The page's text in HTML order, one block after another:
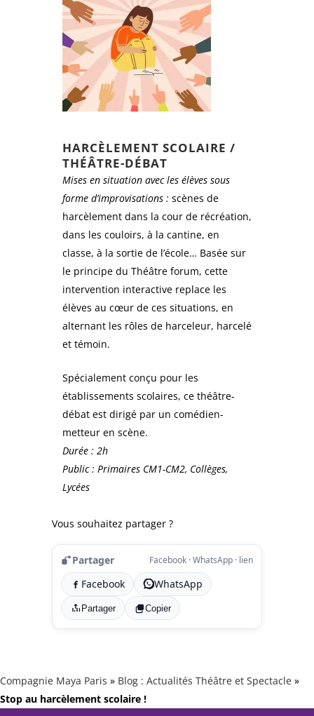
HARCÈLEMENT SCOLAIRE /
THÉÂTRE-DÉBAT
Mises en situation avec les élèves sous
forme d’improvisations : scènes de
harcèlement dans la cour de récréation,
dans les couloirs, à la cantine, en
classe, à la sortie de l’école… Basée sur
le principe du Théâtre forum, cette
intervention interactive replace les
élèves au cœur de ces situations, en
alternant les rôles de harceleur, harcelé
et témoin.
Spécialement conçu pour les
établissements scolaires, ce théâtre-
débat est dirigé par un comédien-
metteur en scène.
Durée : 2h
Public : Primaires CM1-CM2, Collèges,
Lycées
Vous souhaitez partager ?
Partager Facebook · WhatsApp · lien
Facebook WhatsApp
Partager Copier
Compagnie Maya Paris » Blog : Actualités Théâtre et Spectacle »
Stop au harcèlement scolaire !